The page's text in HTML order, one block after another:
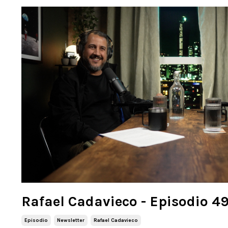
Rafael Cadavieco - Episodio
Episodio Newsletter Rafael Cadavieco